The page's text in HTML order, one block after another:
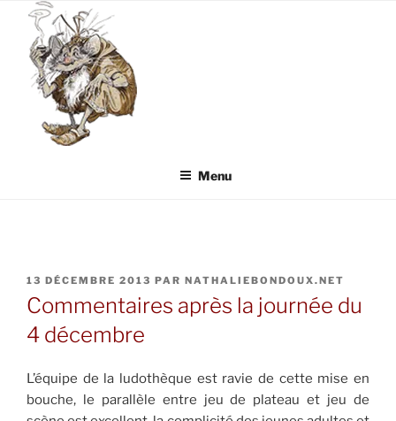
contenu
principal
Menu
PUBLIÉ
LE
13 DÉCEMBRE 2013 PAR NATHALIEBONDOUX.NET
Commentaires après la journée du
4 décembre
L’équipe de la ludothèque est ravie de cette mise en
bouche, le parallèle entre jeu de plateau et jeu de